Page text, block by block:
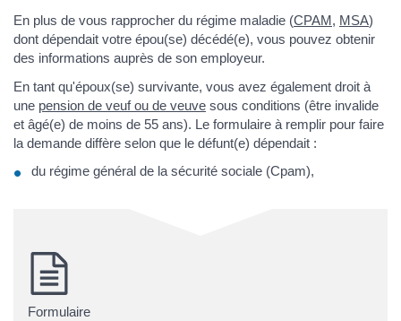
En plus de vous rapprocher du régime maladie (CPAM, MSA)
dont dépendait votre épou(se) décédé(e), vous pouvez obtenir
des informations auprès de son employeur.
En tant qu'époux(se) survivante, vous avez également droit à
une pension de veuf ou de veuve sous conditions (être invalide
et âgé(e) de moins de 55 ans). Le formulaire à remplir pour faire
la demande diffère selon que le défunt(e) dépendait :
du régime général de la sécurité sociale (Cpam),
Formulaire